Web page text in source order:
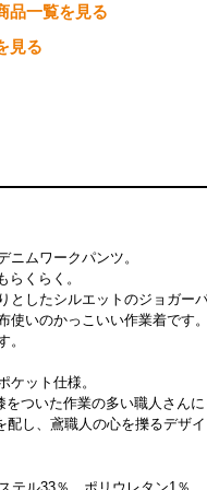
品一覧を見る
見る
ムワークパンツ。
くらく。
したシルエットのジョガーパ
いのかっこいい作業着です。
。
ケット仕様。
ついた作業の多い職人さんに
し、鳶職人の心を擽るデザイ